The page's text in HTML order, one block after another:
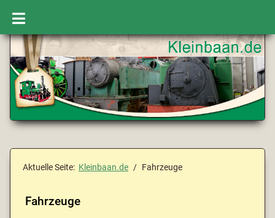
Aktuelle Seite: Kleinbaan.de Fahrzeuge
Fahrzeuge